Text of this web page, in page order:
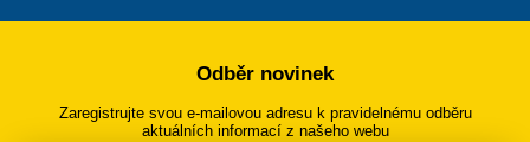
Odběr novinek
Zaregistrujte svou e-mailovou adresu k pravidelnému odběru
aktuálních informací z našeho webu